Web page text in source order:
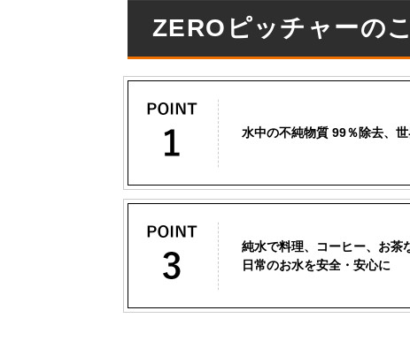
ZEROピッチャーの
水中の不純物質 99％除去、
純水で料理、コーヒー、お茶
日常のお水を安全・安心に